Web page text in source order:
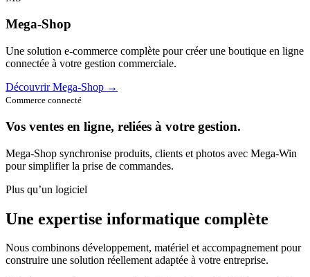
Mega-Shop
Une solution e-commerce complète pour créer une boutique en ligne
connectée à votre gestion commerciale.
Découvrir Mega-Shop →
Commerce connecté
Vos ventes en ligne, reliées à votre gestion.
Mega-Shop synchronise produits, clients et photos avec Mega-Win
pour simplifier la prise de commandes.
Plus qu’un logiciel
Une expertise informatique complète
Nous combinons développement, matériel et accompagnement pour
construire une solution réellement adaptée à votre entreprise.